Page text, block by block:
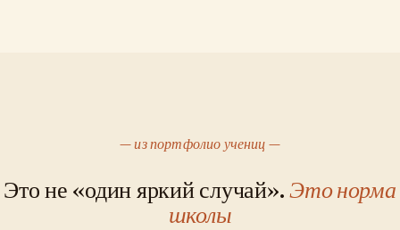
из портфолио учениц
Это не «один яркий случай».Это норма
школы